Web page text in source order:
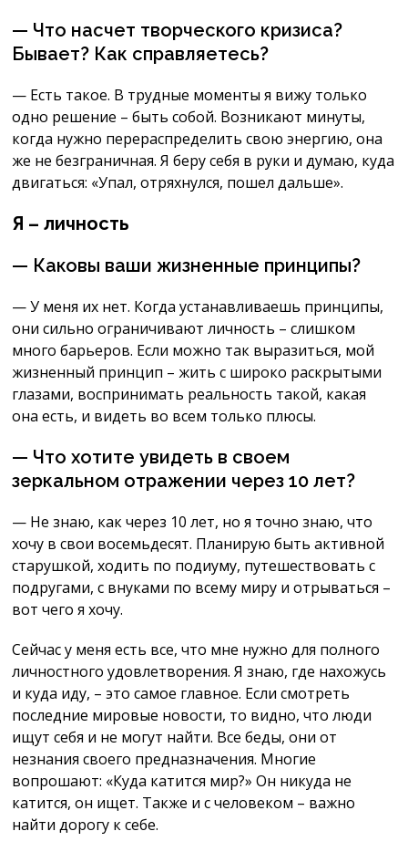
— Что насчет творческого кризиса?
Бывает? Как справляетесь?
— Есть такое. В трудные моменты я вижу только
одно решение – быть собой. Возникают минуты,
когда нужно перераспределить свою энергию, она
же не безграничная. Я беру себя в руки и думаю, куда
двигаться: «Упал, отряхнулся, пошел дальше».
Я – личность
— Каковы ваши жизненные принципы?
— У меня их нет. Когда устанавливаешь принципы,
они сильно ограничивают личность – слишком
много барьеров. Если можно так выразиться, мой
жизненный принцип – жить с широко раскрытыми
глазами, воспринимать реальность такой, какая
она есть, и видеть во всем только плюсы.
— Что хотите увидеть в своем
зеркальном отражении через 10 лет?
— Не знаю, как через 10 лет, но я точно знаю, что
хочу в свои восемьдесят. Планирую быть активной
старушкой, ходить по подиуму, путешествовать с
подругами, с внуками по всему миру и отрываться –
вот чего я хочу.
Сейчас у меня есть все, что мне нужно для полного
личностного удовлетворения. Я знаю, где нахожусь
и куда иду, – это самое главное. Если смотреть
последние мировые новости, то видно, что люди
ищут себя и не могут найти. Все беды, они от
незнания своего предназначения. Многие
вопрошают: «Куда катится мир?» Он никуда не
катится, он ищет. Также и с человеком – важно
найти дорогу к себе.